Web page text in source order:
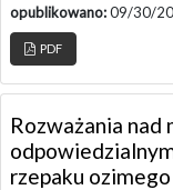
opublikowano:09/30/
PDF
Rozważania
rzepaku